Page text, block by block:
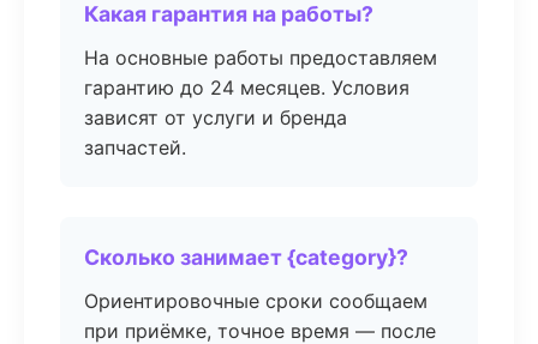
Какая гарантия на работы?
На основные работы предоставляем
гарантию до 24 месяцев. Условия
зависят от услуги и бренда
запчастей.
Сколько занимает {category}?
Ориентировочные сроки сообщаем
при приёмке, точное время — после